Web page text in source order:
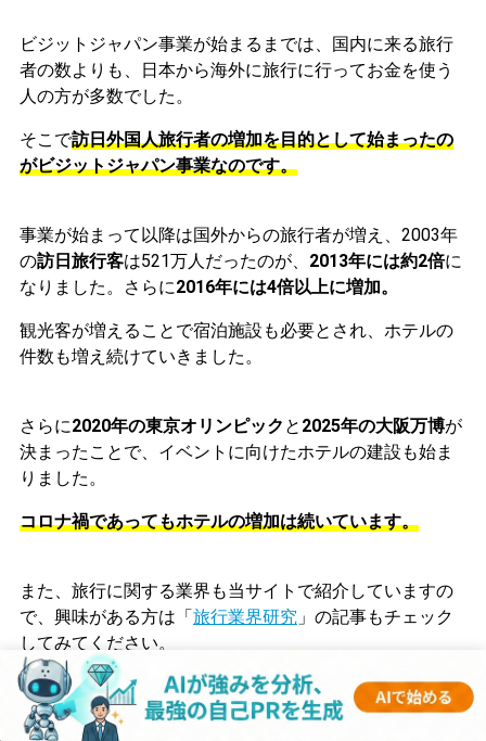
ビジットジャパン事業が始まるまでは、国内に来る旅行
者の数よりも、日本から海外に旅行に行ってお金を使う
人の方が多数でした。
そこで訪日外国人旅行者の増加を目的として始まったの
がビジットジャパン事業なのです。
事業が始まって以降は国外からの旅行者が増え、2003年
の訪日旅行客は521万人だったのが、 2013年には約2倍に
なりました。
さらに2016年には4倍以上に増加。
観光客が増えることで宿泊施設も必要とされ、ホテルの
件数も増え続けていきました。
さらに2020年の東京オリンピック と 2025年の大阪万博が
決まったことで、イベントに向けたホテルの建設も始ま
りました。
コロナ禍であってもホテルの増加は続いています。
また、旅行に関する業界も当サイトで紹介していますの
で、興味がある方は「 旅行業界研究」の記事もチェック
してみてください。
需要が高まる宿泊特化型ホテル